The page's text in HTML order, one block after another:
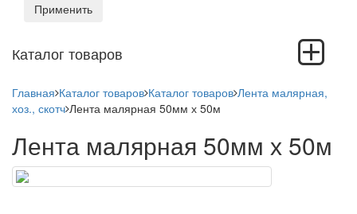
Применить
Каталог товаров
Toggle
navigation
Главная Каталог товаров Каталог товаров Лента малярная,
хоз., скотч Лента малярная 50мм х 50м
Лента малярная 50мм х 50м